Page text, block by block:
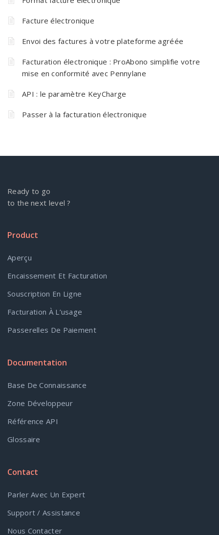
Facture électronique
Envoi des factures à votre plateforme agréée
Facturation électronique : ProAbono simplifie votre
mise en conformité avec Pennylane
API : le paramètre KeyCharge
Passer à la facturation électronique
Ready to go
to the next level ?
Product
Aperçu
Encaissement Et Facturation
Souscription En Ligne
Facturation À L’usage
Passerelles De Paiement
Documentation
Base De Connaissance
Zone Développeur
Référence API
Glossaire
Contact
Parler Avec Un Expert
Support / Assistance
Nous Contacter